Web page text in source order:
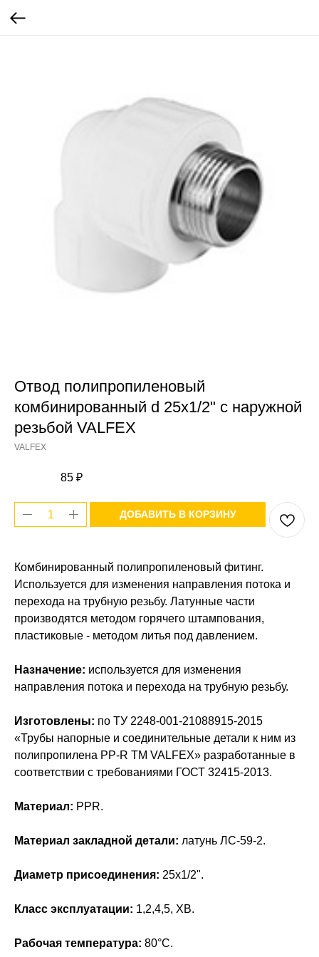
Отвод полипропиленовый
комбинированный d 25x1/2" с наружной
резьбой VALFEX
VALFEX
85 ₽
ДОБАВИТЬ В КОРЗИНУ
Комбинированный полипропиленовый фитинг.
Используется для изменения направления потока и
перехода на трубную резьбу. Латунные части
производятся методом горячего штампования,
пластиковые - методом литья под давлением.
Назначение: используется для изменения
направления потока и перехода на трубную резьбу.
Изготовлены: по ТУ 2248-001-21088915-2015
«Трубы напорные и соединительные детали к ним из
полипропилена PP-R ТМ VALFEX» разработанные в
соответствии с требованиями ГОСТ 32415-2013.
Материал: PPR.
Материал закладной детали: латунь ЛС-59-2.
Диаметр присоединения: 25x1/2".
Класс эксплуатации: 1,2,4,5, ХВ.
Рабочая температура: 80°С.